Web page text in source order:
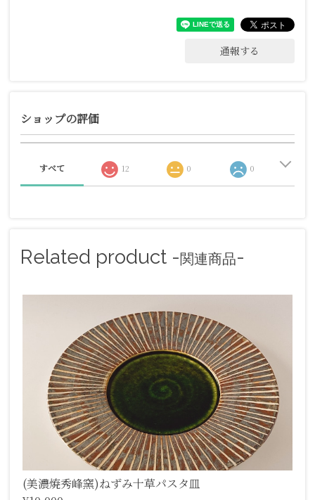
通報する
ショップの評価
すべて 12 0 0
Related product -関連商品-
(美濃焼秀峰窯)ねずみ十草パスタ皿